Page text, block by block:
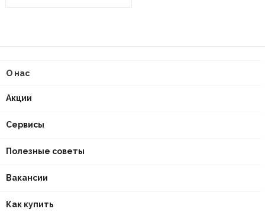
О нас
Акции
Сервисы
Полезные советы
Вакансии
Как купить